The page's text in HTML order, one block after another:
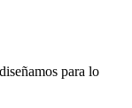
para lo